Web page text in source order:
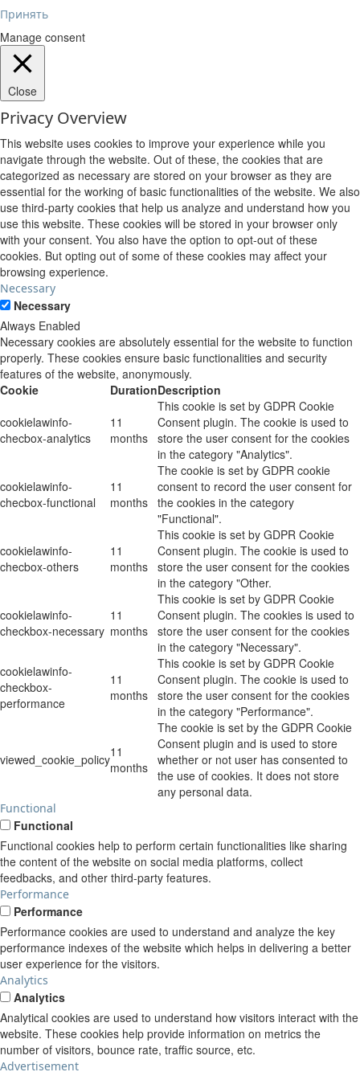
Принять
Manage consent
Close
Privacy Overview
This website uses cookies to improve your experience while you
navigate through the website. Out of these, the cookies that are
categorized as necessary are stored on your browser as they are
essential for the working of basic functionalities of the website. We also
use third-party cookies that help us analyze and understand how you
use this website. These cookies will be stored in your browser only
with your consent. You also have the option to opt-out of these
cookies. But opting out of some of these cookies may affect your
browsing experience.
Necessary
Necessary
Always Enabled
Necessary cookies are absolutely essential for the website to function
properly. These cookies ensure basic functionalities and security
features of the website, anonymously.
Cookie
DurationDescription
cookielawinfo-
checbox-analytics
11
months
This cookie is set by GDPR Cookie
Consent plugin. The cookie is used to
store the user consent for the cookies
in the category "Analytics".
cookielawinfo-
checbox-functional
11
months
The cookie is set by GDPR cookie
consent to record the user consent for
the cookies in the category
"Functional".
cookielawinfo-
checbox-others
11
months
This cookie is set by GDPR Cookie
Consent plugin. The cookie is used to
store the user consent for the cookies
in the category "Other.
cookielawinfo-
checkbox-necessary
11
months
This cookie is set by GDPR Cookie
Consent plugin. The cookies is used to
store the user consent for the cookies
in the category "Necessary".
cookielawinfo-
checkbox-
performance
11
months
This cookie is set by GDPR Cookie
Consent plugin. The cookie is used to
store the user consent for the cookies
in the category "Performance".
viewed_cookie_policy11
months
The cookie is set by the GDPR Cookie
Consent plugin and is used to store
whether or not user has consented to
the use of cookies. It does not store
any personal data.
Functional
Functional
Functional cookies help to perform certain functionalities like sharing
the content of the website on social media platforms, collect
feedbacks, and other third-party features.
Performance
Performance
Performance cookies are used to understand and analyze the key
performance indexes of the website which helps in delivering a better
user experience for the visitors.
Analytics
Analytics
Analytical cookies are used to understand how visitors interact with the
website. These cookies help provide information on metrics the
number of visitors, bounce rate, traffic source, etc.
Advertisement